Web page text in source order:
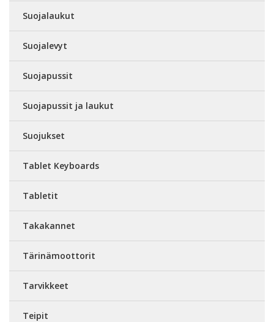
Suojalaukut
Suojalevyt
Suojapussit
Suojapussit ja laukut
Suojukset
Tablet Keyboards
Tabletit
Takakannet
Tärinämoottorit
Tarvikkeet
Teipit